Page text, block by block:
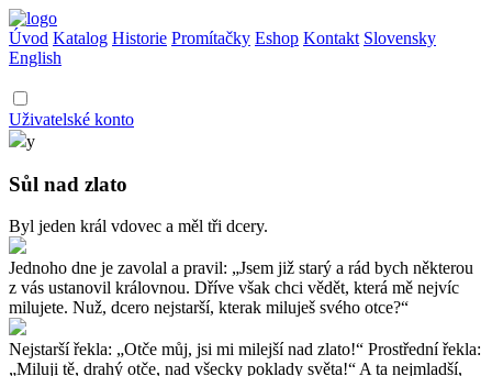
Úvod Katalog Historie Promítačky Eshop Kontakt Slovensky
English
Uživatelské konto
y
Sůl nad zlato
Byl jeden král vdovec a měl tři dcery.
Jednoho dne je zavolal a pravil: „Jsem již starý a rád bych některou
z vás ustanovil královnou. Dříve však chci vědět, která mě nejvíc
milujete. Nuž, dcero nejstarší, kterak miluješ svého otce?“
Nejstarší řekla: „Otče můj, jsi mi milejší nad zlato!“ Prostřední řekla:
„Miluji tě, drahý otče, nad všecky poklady světa!“ A ta nejmladší,